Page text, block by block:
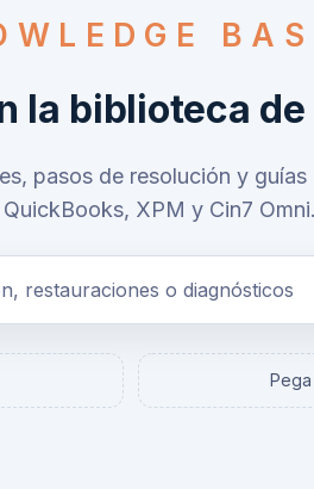
la biblioteca de
pasos de resolución y
XPM y Cin7 Omni.